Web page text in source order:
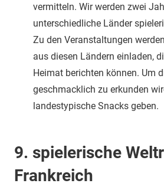
vermitteln. Wir werden zwei
unterschiedliche Länder
Zu den Veranstaltungen
aus diesen Ländern einladen,
Heimat berichten können. Um
geschmacklich zu erkunden
landestypische Snacks geben.
9. spielerische
Frankreich